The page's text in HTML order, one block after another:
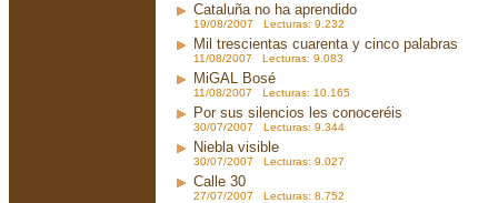
Cataluña no ha aprendido
19/08/2007 Lecturas: 9.232
Mil trescientas cuarenta y cinco palabras
11/08/2007 Lecturas: 9.083
MiGAL Bosé
11/08/2007 Lecturas: 10.165
Por sus silencios les conoceréis
30/07/2007 Lecturas: 9.344
Niebla visible
30/07/2007 Lecturas: 9.027
Calle 30
27/07/2007 Lecturas: 8.752